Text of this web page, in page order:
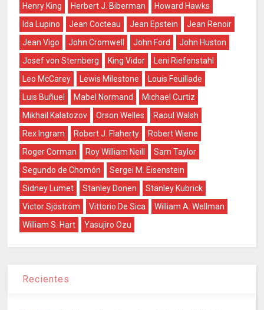
Henry King
Herbert J. Biberman
Howard Hawks
Ida Lupino
Jean Cocteau Jean Epstein
Jean Renoir
Jean Vigo
John Cromwell John Ford
John Huston
Josef von Sternberg
King Vidor
Leni Riefenstahl
Leo McCarey
Lewis Milestone
Louis Feuillade
Luis Buñuel
Mabel Normand
Michael Curtiz
Mikhail Kalatozov
Orson Welles
Raoul Walsh
Rex Ingram
Robert J. Flaherty
Robert Wiene
Roger Corman
Roy William Neill
Sam Taylor
Segundo de Chomón
Sergei M. Eisenstein
Sidney Lumet
Stanley Donen
Stanley Kubrick
Victor Sjöström
Vittorio De Sica
William A. Wellman
William S. Hart
Yasujiro Ozu
Recientes